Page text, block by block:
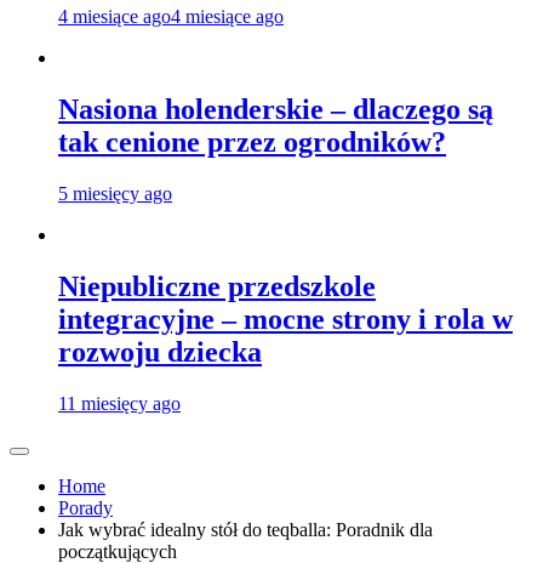
4 miesiące ago4 miesiące ago
Nasiona holenderskie – dlaczego są
tak cenione przez ogrodników?
5 miesięcy ago
Niepubliczne przedszkole
integracyjne – mocne strony i rola w
rozwoju dziecka
11 miesięcy ago
Home
Porady
Jak wybrać idealny stół do teqballa: Poradnik dla
początkujących